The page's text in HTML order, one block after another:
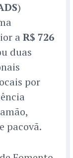
)
a R$ 726
duas
por
pacovã.